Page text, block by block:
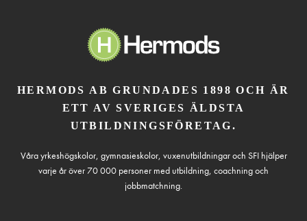
HERMODS AB GRUNDADES 1898 OCH ÄR
ETT AV SVERIGES ÄLDSTA
UTBILDNINGSFÖRETAG.
Våra yrkeshögskolor, gymnasieskolor, vuxenutbildningar och SFI hjälper
varje år över 70 000 personer med utbildning, coachning och
jobbmatchning.